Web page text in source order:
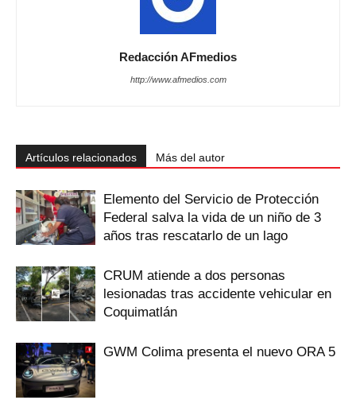
Redacción AFmedios
http://www.afmedios.com
Artículos relacionados Más del autor
Elemento del Servicio de Protección
Federal salva la vida de un niño de 3
años tras rescatarlo de un lago
CRUM atiende a dos personas
lesionadas tras accidente vehicular en
Coquimatlán
GWM Colima presenta el nuevo ORA 5